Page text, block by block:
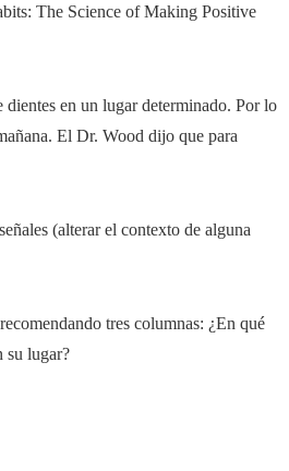
The Science of Making Positive
en un lugar determinado. Por lo
El Dr. Wood dijo que para
(alterar el contexto de alguna
tres columnas: ¿En qué
su lugar?